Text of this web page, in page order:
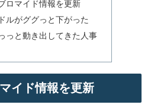
ロマイド情報を更新
ルがググっと下がった
っと動き出してきた人事
イド情報を更新